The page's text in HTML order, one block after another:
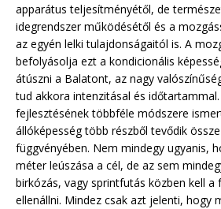
apparátus teljesítményétől, de
idegrendszer működésétől és a
az egyén lelki tulajdonságaitól is. A
befolyásolja ezt a kondicionális
átúszni a Balatont, az nagy
tud akkora intenzitásal és
fejlesztésének többféle módszere
állóképesség több részből tevődik
függvényében. Nem mindegy ugyanis,
méter leúszása a cél, de az sem
birkózás, vagy sprintfutás közben kell a
ellenállni. Mindez csak azt jelenti, hogy